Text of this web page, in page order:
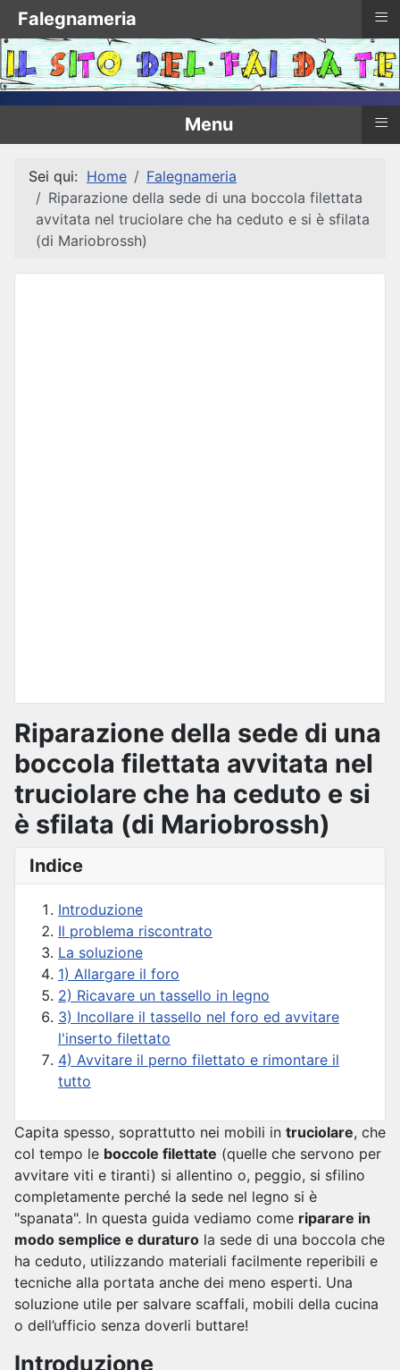
Menu ≡
Sei qui: Home
Falegnameria
Riparazione della sede di una boccola filettata
avvitata nel truciolare che ha ceduto e si è sfilata
(di Mariobrossh)
Riparazione della sede di una
boccola filettata avvitata nel
truciolare che ha ceduto e si
è sfilata (di Mariobrossh)
Indice
Introduzione
Il problema riscontrato
La soluzione
1) Allargare il foro
2) Ricavare un tassello in legno
3) Incollare il tassello nel foro ed avvitare
l'inserto filettato
4) Avvitare il perno filettato e rimontare il
tutto
Capita spesso, soprattutto nei mobili in truciolare, che
col tempo le boccole filettate (quelle che servono per
avvitare viti e tiranti) si allentino o, peggio, si sfilino
completamente perché la sede nel legno si è
"spanata". In questa guida vediamo come riparare in
modo semplice e duraturo la sede di una boccola che
ha ceduto, utilizzando materiali facilmente reperibili e
tecniche alla portata anche dei meno esperti. Una
soluzione utile per salvare scaffali, mobili della cucina
o dell’ufficio senza doverli buttare!
Introduzione
Falegnameria ≡